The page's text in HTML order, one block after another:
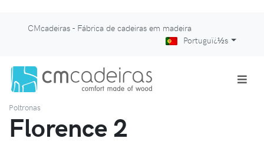
CMcadeiras - Fábrica de cadeiras em madeira
Portuguï¿½s
Poltronas
Florence 2